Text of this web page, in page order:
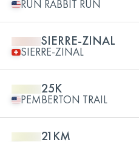
RUN RABBIT RUN
SIERRE-ZINAL
SIERRE-ZINAL
25K
PEMBERTON TRAIL
21KM